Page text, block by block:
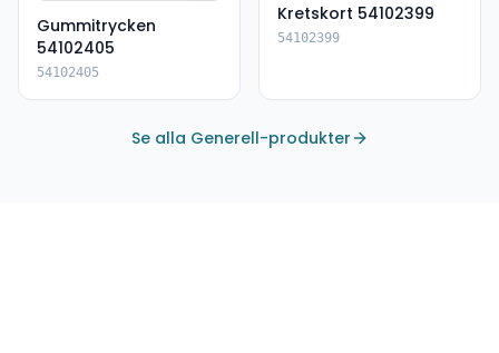
Gummitrycken
54102405
54102405
Kretskort 54102399
54102399
Se alla Generell-produkter